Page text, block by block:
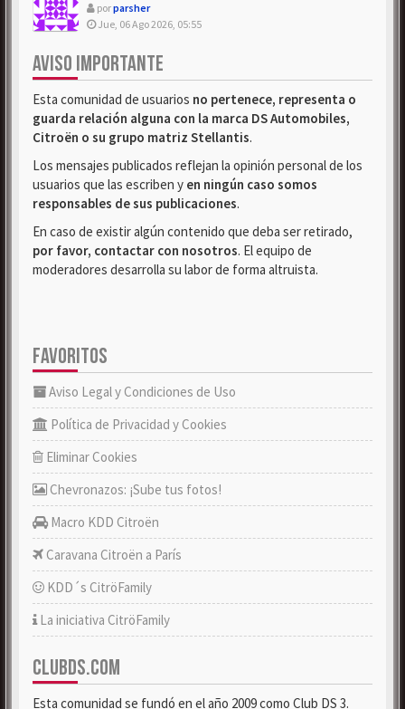
porparsher
Jue, 06 Ago 2026, 05:55
AVISO IMPORTANTE
Esta comunidad de usuarios no pertenece, representa o
guarda relación alguna con la marca DS Automobiles,
Citroën o su grupo matriz Stellantis.
Los mensajes publicados reflejan la opinión personal de los
usuarios que las escriben y en ningún caso somos
responsables de sus publicaciones.
En caso de existir algún contenido que deba ser retirado,
por favor, contactar con nosotros. El equipo de
moderadores desarrolla su labor de forma altruista.
FAVORITOS
Aviso Legal y Condiciones de Uso
Política de Privacidad y Cookies
Eliminar Cookies
Chevronazos: ¡Sube tus fotos!
Macro KDD Citroën
Caravana Citroën a París
KDD´s CitröFamily
La iniciativa CitröFamily
CLUBDS.COM
Esta comunidad se fundó en el año 2009 como Club DS 3.